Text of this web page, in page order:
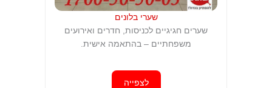
שערי בלונים
שערים חגיגיים לכניסות, חדרים ואירועים
משפחתיים – בהתאמה אישית.
לצפייה